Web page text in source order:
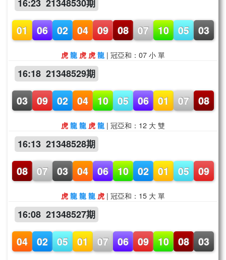
16:23 21348530期
01 06 02 04 09 08 07 10 05 03
虎 龍 虎 虎 龍 | 冠亞和：07 小 單
16:18 21348529期
03 09 02 04 10 05 06 01 07 08
虎 龍 龍 虎 龍 | 冠亞和：12 大 雙
16:13 21348528期
08 07 03 04 06 10 02 01 05 09
虎 龍 龍 龍 虎 | 冠亞和：15 大 單
16:08 21348527期
04 02 05 01 07 06 09 10 08 03